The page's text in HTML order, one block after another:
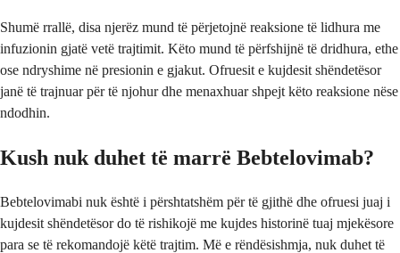
Shumë rrallë, disa njerëz mund të përjetojnë reaksione të lidhura me
infuzionin gjatë vetë trajtimit. Këto mund të përfshijnë të dridhura, ethe
ose ndryshime në presionin e gjakut. Ofruesit e kujdesit shëndetësor
janë të trajnuar për të njohur dhe menaxhuar shpejt këto reaksione nëse
ndodhin.
Kush nuk duhet të marrë Bebtelovimab?
Bebtelovimabi nuk është i përshtatshëm për të gjithë dhe ofruesi juaj i
kujdesit shëndetësor do të rishikojë me kujdes historinë tuaj mjekësore
para se të rekomandojë këtë trajtim. Më e rëndësishmja, nuk duhet të